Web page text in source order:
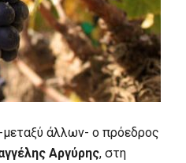
μεταξύ άλλων- ο πρόεδρος
Αργύρης, στη